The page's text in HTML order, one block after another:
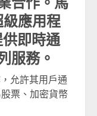
應用程
即時通
服務。
允許其用戶通
票、加密貨幣